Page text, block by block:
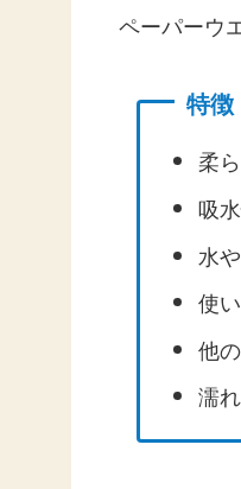
ペーパーウ
特徴
柔
吸
水
使
他
濡